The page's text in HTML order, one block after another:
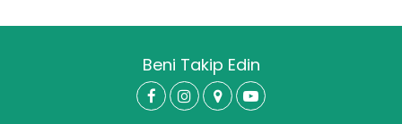
Beni Takip Edin